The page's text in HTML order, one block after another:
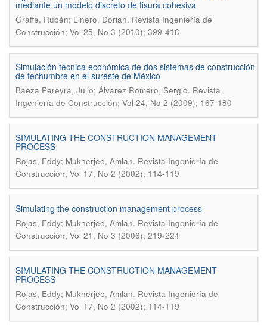
mediante un modelo discreto de fisura cohesiva
Graffe, Rubén; Linero, Dorian. Revista Ingeniería de
Construcción; Vol 25, No 3 (2010); 399-418
Simulación técnica económica de dos sistemas de construcción
de techumbre en el sureste de México
Baeza Pereyra, Julio; Álvarez Romero, Sergio. Revista
Ingeniería de Construcción; Vol 24, No 2 (2009); 167-180
SIMULATING THE CONSTRUCTION MANAGEMENT
PROCESS
Rojas, Eddy; Mukherjee, Amlan. Revista Ingeniería de
Construcción; Vol 17, No 2 (2002); 114-119
Simulating the construction management process
Rojas, Eddy; Mukherjee, Amlan. Revista Ingeniería de
Construcción; Vol 21, No 3 (2006); 219-224
SIMULATING THE CONSTRUCTION MANAGEMENT
PROCESS
Rojas, Eddy; Mukherjee, Amlan. Revista Ingeniería de
Construcción; Vol 17, No 2 (2002); 114-119